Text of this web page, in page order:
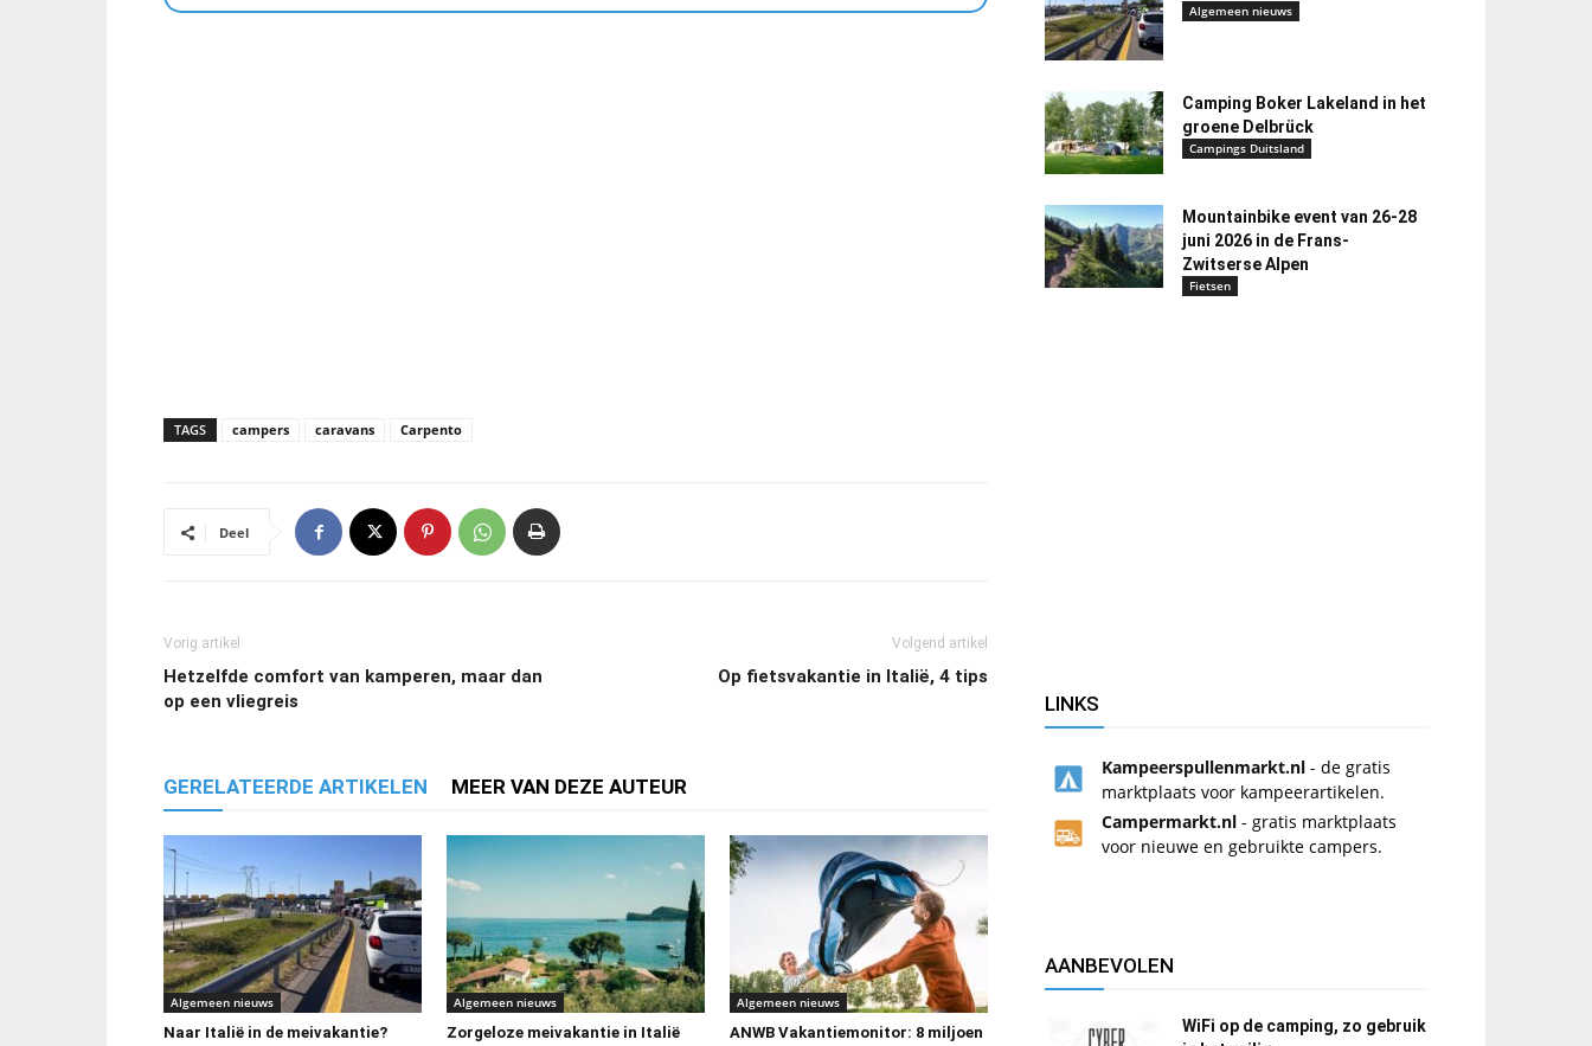
TAGS campers caravans Carpento
Deel
Vorig artikel
Hetzelfde comfort van kamperen, maar dan
op een vliegreis
Volgend artikel
Op fietsvakantie in Italië, 4 tips
GERELATEERDE ARTIKELEN MEER VAN DEZE AUTEUR
Algemeen nieuws
Naar Italië in de meivakantie?
Algemeen nieuws
Zorgeloze meivakantie in Italië
Algemeen nieuws
ANWB Vakantiemonitor: 8 miljoen
Algemeen nieuws
Camping Boker Lakeland in het
groene Delbrück
Campings Duitsland
Mountainbike event van 26-28
juni 2026 in de Frans-
Zwitserse Alpen
Fietsen
LINKS
Kampeerspullenmarkt.nl - de gratis
marktplaats voor kampeerartikelen.
Campermarkt.nl - gratis marktplaats
voor nieuwe en gebruikte campers.
AANBEVOLEN
WiFi op de camping, zo gebruik